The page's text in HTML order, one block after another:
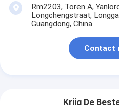
Rm2203, Toren A,
Longchengstraat,
Guangdong, China
Contact
Krijg De